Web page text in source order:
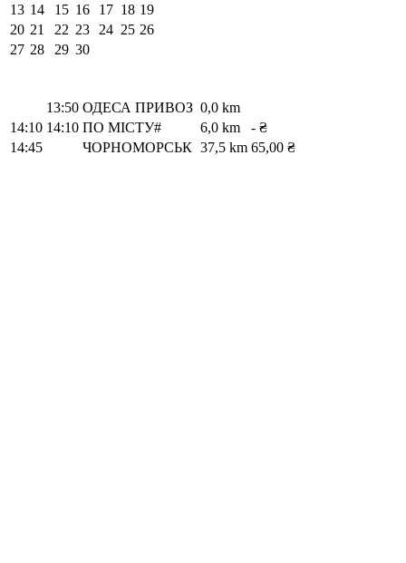
13 14 15 16 17 18 19
20 21 22 23 24 25 26
27 28 29 30
13:50 ОДЕСА ПРИВОЗ 0,0 km
14:10 14:10 ПО МІСТУ# 6,0 km
- ₴
14:45
ЧОРНОМОРСЬК 37,5 km 65,00 ₴